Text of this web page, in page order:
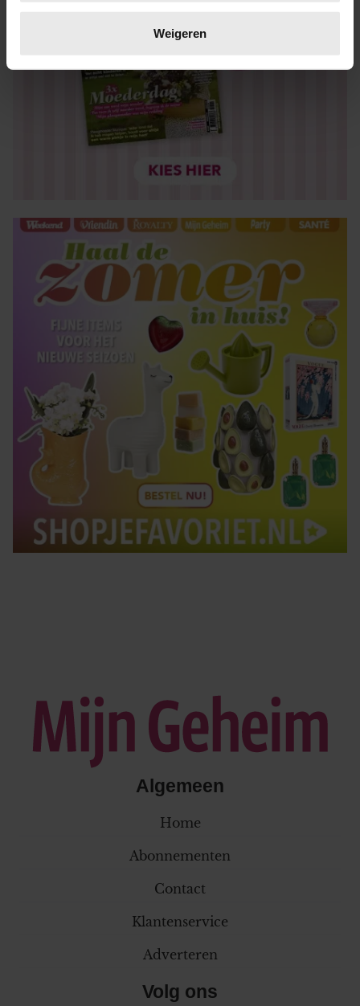
verwerkt en stel uw voorkeuren in het
intrekken in de Cookieverklaring.
We gebruiken cookies om content en advertenties te
personaliseren, om functies voor social media te bieden
en om ons websiteverkeer te analyseren. Ook delen we
informatie over uw gebruik van onze site met onze
informatie die u aan ze heeft verstrekt of die ze hebben
verzameld op basis van uw gebruik van hun services. U
gaat akkoord met onze cookies als u onze website blijft
gebruiken.
Weigeren
Algemeen
Home
Abonnementen
Contact
Klantenservice
Adverteren
Volg ons